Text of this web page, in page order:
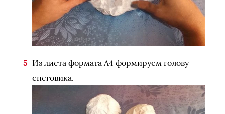
Из листа формата А4 формируем голову
снеговика.